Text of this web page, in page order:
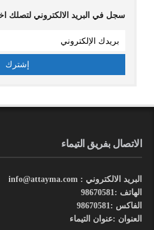
سجل في البريد الالكتروني لتصلك
الاتصال بفريق التيماء
البريد الالكتروني : info@attayma.com
الهاتف :98670581
الفاكس :98670581
العنوان :عنوان التيماء